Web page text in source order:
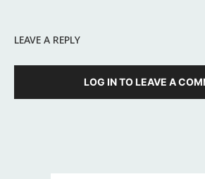
LEAVE A REPLY
LOG IN TO LEAVE A